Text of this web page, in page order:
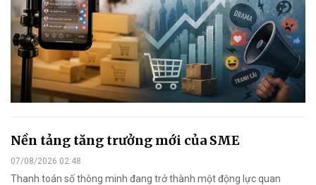
Nền tảng tăng trưởng mới của SME
07/08/2026 02:48
Thanh toán số thông minh đang trở thành một động lực quan